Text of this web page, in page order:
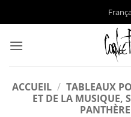
au
ACCUEIL / TABLEAUX
ET DE LA MUSIQUE,